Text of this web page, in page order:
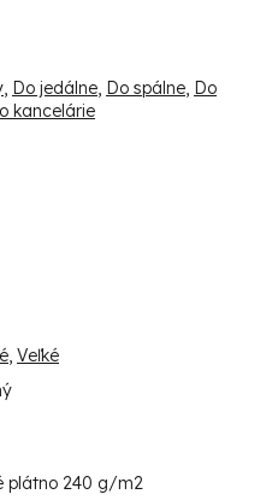
, Do jedálne, Do spálne, Do
kancelárie
, Veľké
plátno 240 g/m2